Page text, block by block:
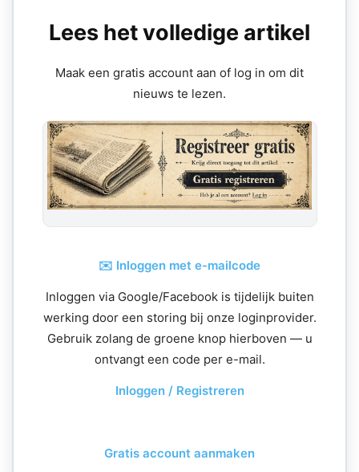
Lees het volledige artikel
Maak een gratis account aan of log in om dit
nieuws te lezen.
✉️ Inloggen met e-mailcode
Inloggen via Google/Facebook is tijdelijk buiten
werking door een storing bij onze loginprovider.
Gebruik zolang de groene knop hierboven — u
ontvangt een code per e-mail.
Inloggen / Registreren
Gratis account aanmaken